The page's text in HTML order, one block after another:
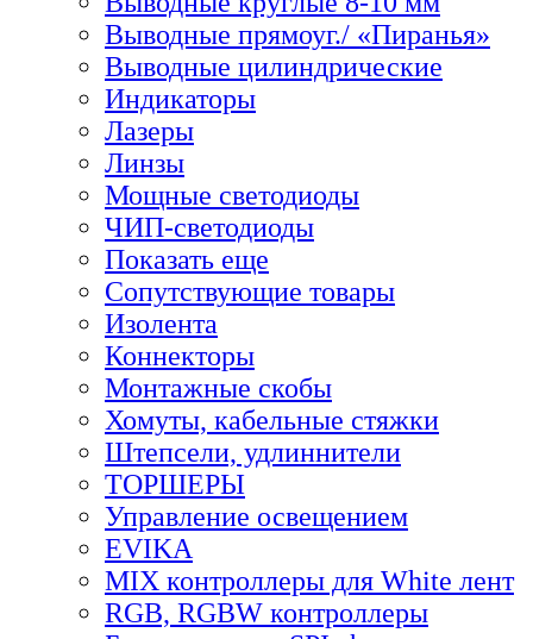
Выводные прямоуг./ «Пиранья»
Выводные цилиндрические
Индикаторы
Лазеры
Линзы
Мощные светодиоды
ЧИП-светодиоды
Показать еще
Сопутствующие товары
Изолента
Коннекторы
Монтажные скобы
Хомуты, кабельные стяжки
Штепсели, удлиннители
ТОРШЕРЫ
Управление освещением
EVIKA
MIX контроллеры для White лент
RGB, RGBW контроллеры